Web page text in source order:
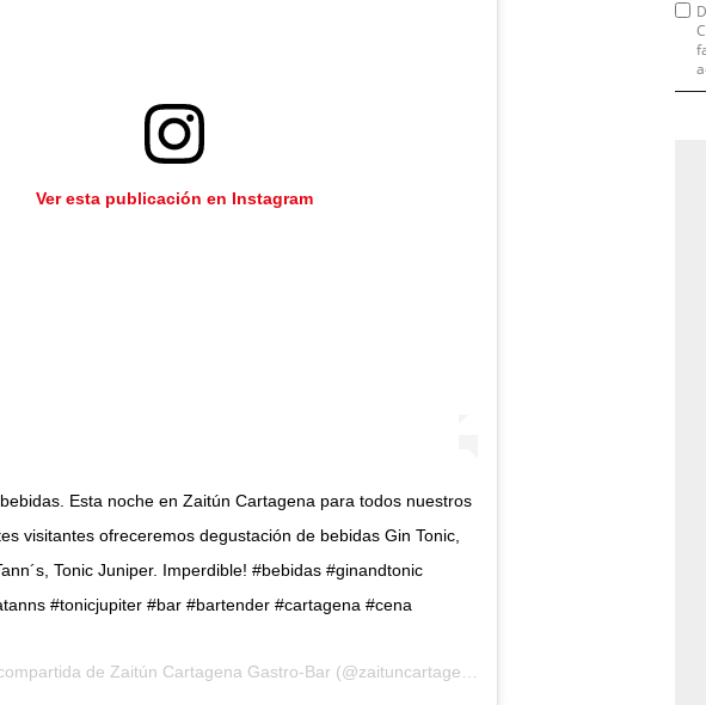
Ver esta publicación en Instagram
Esta noche en Zaitún Cartagena para todos nuestros
visitantes ofreceremos degustación de bebidas Gin Tonic,
Tonic Juniper. Imperdible! #bebidas #ginandtonic
#tonicjupiter #bar #bartender #cartagena #cena
de Zaitún Cartagena Gastro-Bar (@zaituncartagena) el